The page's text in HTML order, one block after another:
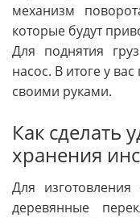
механизм
которые будут
Для поднятия
насос. В итоге у
своими руками.
Как сделать
хранения
Для изготовления
деревянные